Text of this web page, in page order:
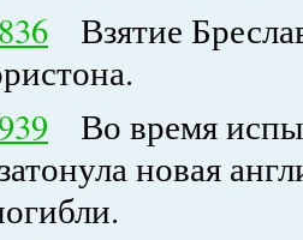
Взятие
Во время
новая